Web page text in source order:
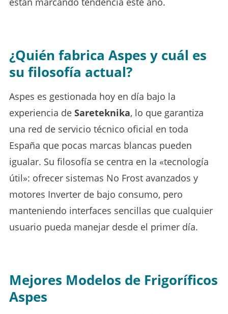
¿Quién fabrica Aspes y cuál es
su filosofía actual?
Aspes es gestionada hoy en día bajo la
experiencia de Sareteknika, lo que garantiza
una red de servicio técnico oficial en toda
España que pocas marcas blancas pueden
igualar. Su filosofía se centra en la «tecnología
útil»: ofrecer sistemas No Frost avanzados y
motores Inverter de bajo consumo, pero
manteniendo interfaces sencillas que cualquier
usuario pueda manejar desde el primer día.
Mejores Modelos de Frigoríficos
Aspes